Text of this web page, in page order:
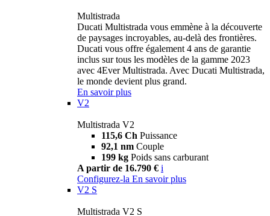
Multistrada
Ducati Multistrada vous emmène à la découverte
de paysages incroyables, au-delà des frontières.
Ducati vous offre également 4 ans de garantie
inclus sur tous les modèles de la gamme 2023
avec 4Ever Multistrada. Avec Ducati Multistrada,
le monde devient plus grand.
En savoir plus
V2
Multistrada V2
115,6 Ch Puissance
92,1 nm Couple
199 kg Poids sans carburant
A partir de 16.790 € i
Configurez-la En savoir plus
V2 S
Multistrada V2 S